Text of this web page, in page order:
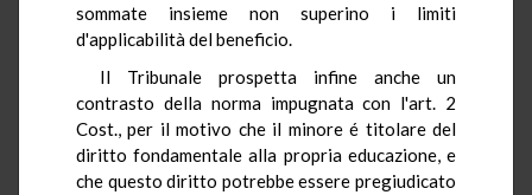
sommate insieme non superino i limiti
d'applicabilità del beneficio.
Il Tribunale prospetta infine anche un
contrasto della norma impugnata con l'art. 2
Cost., per il motivo che il minore é titolare del
diritto fondamentale alla propria educazione, e
che questo diritto potrebbe essere pregiudicato